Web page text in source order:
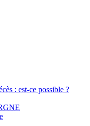
: est-ce possible ?